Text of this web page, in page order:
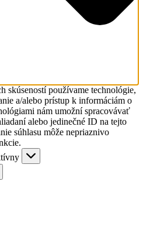
skúseností používame technológie,
a/alebo prístup k informáciám o
nám umožní spracovávať
alebo jedinečné ID na tejto
súhlasu môže nepriaznivo